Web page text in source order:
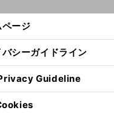
ージ
シーガイドライン
Guideline